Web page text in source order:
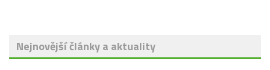
Nejnovější články a aktuality